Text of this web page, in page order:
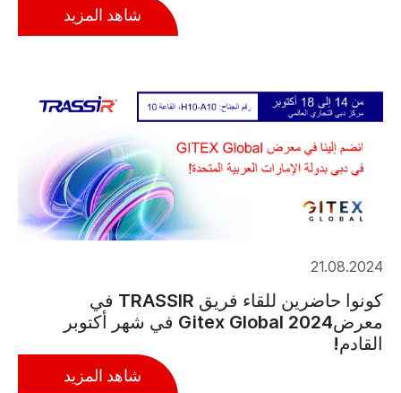
شاهد المزيد
21.08.2024
كونوا حاضرين للقاء فريق TRASSIR في
معرضGitex Global 2024 في شهر أكتوبر
القادم!
شاهد المزيد